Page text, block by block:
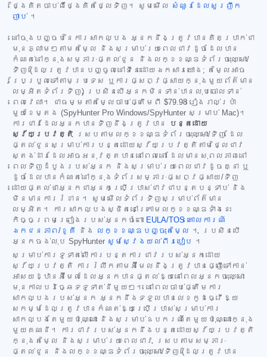
ថ្ងៃគិតចាប់ពីថ្ងៃគិតថ្លៃទិញ។ សូមមើល សំណួរដែលសួរញឹក
ញាប់ ។
នៅចុងបញ្ចប់នៃការសាកល្បង អ្នកនឹងត្រូវបានគិតប្រាក់ជា
មុនភ្លាមៗតាមតម្លៃ និងសម្រាប់រយៈពេលជាវដូចដែលបាន
កំណត់នៅក្នុងសម្ភារៈផ្តល់ជូន និងលក្ខខណ្ឌទំព័រចុះឈ្មោះ/
ទិញ (ដែលត្រូវបានបញ្ចូលនៅទីនេះដោយឯកសារយោង; តម្លៃអាច
ប្រែប្រួលទៅតាមប្រទេស ឬការផ្សព្វផ្សាយក្នុងមួយព័ត៌មាន
លម្អិតទំព័រទិញ) ប្រសិនបើអ្នកមិនទាន់បានលុបចោលទាន់
ពេលវេលា។ ជាធម្មតាតម្លៃចាប់ផ្តើមពី $79.98 រៀងរាល់ប្រាំ
មួយខែម្តង (SpyHunter Pro Windows/SpyHunter សម្រាប់ Mac)។
ការជាវដែលអ្នកបានទិញនឹងត្រូវបាន
បន្តដោយ
ស្វ័យប្រវត្តិ ស្របតាមលក្ខខណ្ឌទំព័រចុះឈ្មោះ/ទិញ ដែល
ផ្តល់ជូនសម្រាប់ការបន្តដោយស្វ័យប្រវត្តិតាមថ្លៃជាវ
ស្តង់ដារដែលអាចអនុវត្តបាននៅពេលនោះ ដែលមានសុពលភាពនៅ
ពេលទិញដំបូងរបស់អ្នក និងសម្រាប់រយៈពេលជាវដូចគ្នា ឬ
ដូចដែលបានកំណត់នៅក្នុងទំព័រសម្ភារៈផ្សព្វផ្សាយ/ទិញ
ដោយផ្តល់ថាអ្នកជាអ្នកប្រើប្រាស់ជាវជាបន្តបន្ទាប់ និង
មិនមានការរំខាន។ សូមមើលទំព័រទិញសម្រាប់ព័ត៌មាន
លម្អិត។ ការសាកល្បងស្ថិតនៅក្រោមលក្ខខណ្ឌទាំងនេះ
កិច្ចព្រមព្រៀងរបស់អ្នកចំពោះ EULA/TOS គោលការណ៍
ឯកជនភាព/ខូគី
និង លក្ខខណ្ឌបញ្ចុះតម្លៃ ។ ប្រសិនបើ
អ្នកចង់លុប SpyHunter សូមស្វែងយល់ពីរបៀប ។
សម្រាប់ការទូទាត់លើការបន្តការជាវរបស់អ្នកដោយ
ស្វ័យប្រវត្តិ ការរំលឹកតាមអ៊ីមែលនឹងត្រូវបានផ្ញើទៅកាន់
អាសយដ្ឋានអ៊ីមែលដែលអ្នកបានផ្តល់ឱ្យនៅពេលអ្នកចុះឈ្មោះ
មុនកាលបរិច្ឆេទទូទាត់នីមួយៗ។ នៅពេលចាប់ផ្តើមការ
សាកល្បងរបស់អ្នក អ្នកនឹងទទួលបានលេខកូដធ្វើឱ្យ
សកម្មដែលត្រូវបានកំណត់ឱ្យប្រើប្រាស់សម្រាប់ការ
សាកល្បងតែមួយប៉ុណ្ណោះ និងសម្រាប់ឧបករណ៍តែមួយប៉ុណ្ណោះក្នុង
មួយគណនី។ ការជាវរបស់អ្នកនឹងបន្តដោយស្វ័យប្រវត្តិ
ក្នុងតម្លៃ និងសម្រាប់រយៈពេលជាវ ស្របតាមសម្ភារៈ
ផ្តល់ជូន និងលក្ខខណ្ឌទំព័រចុះឈ្មោះ/ទិញ (ដែលត្រូវបាន